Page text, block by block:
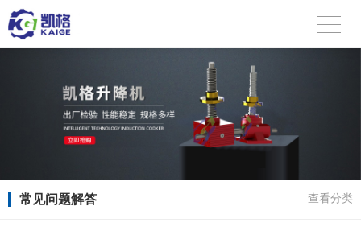
常见问题解答 查看分类